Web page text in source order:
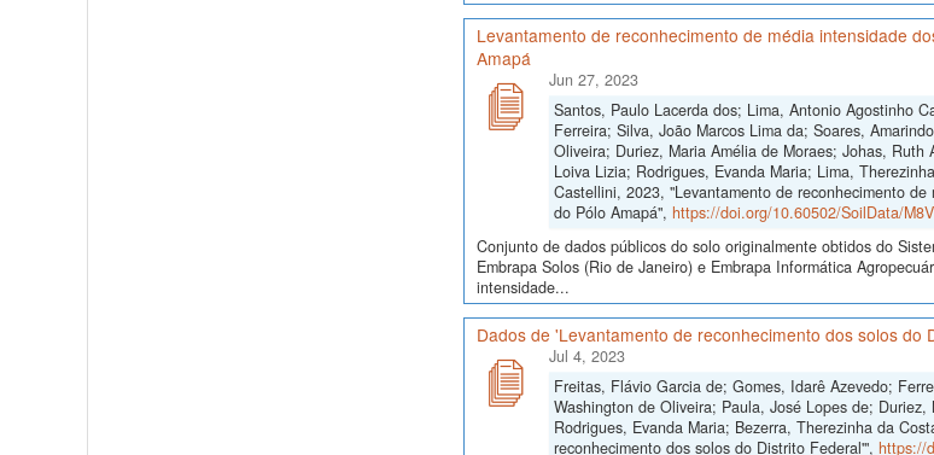
Levantamento de reconhecimento de média intensidade
Amapá
Jun 27, 2023
Santos, Paulo Lacerda dos; Lima, Antonio Agostinho
Ferreira; Silva, João Marcos Lima da; Soares,
Oliveira; Duriez, Maria Amélia de Moraes; Johas,
Loiva Lizia; Rodrigues, Evanda Maria; Lima,
Castellini, 2023, "Levantamento de reconhecimento
do Pólo Amapá", https://doi.org/10.60502/SoilData/
Conjunto de dados públicos do solo originalmente obtidos do
Embrapa Solos (Rio de Janeiro) e Embrapa Informática
intensidade...
Dados de 'Levantamento de reconhecimento dos solos do
Jul 4, 2023
Freitas, Flávio Garcia de; Gomes, Idarê Azevedo;
Washington de Oliveira; Paula, José Lopes de;
Rodrigues, Evanda Maria; Bezerra, Therezinha da
reconhecimento dos solos do Distrito Federal'", https://